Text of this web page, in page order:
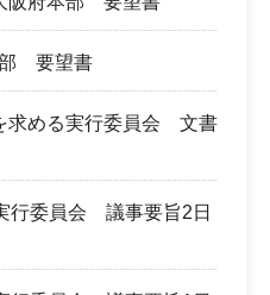
部 要望書
求める実行委員会 文書
行委員会 議事要旨2日